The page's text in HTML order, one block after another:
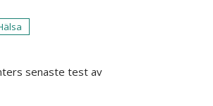
senaste test av